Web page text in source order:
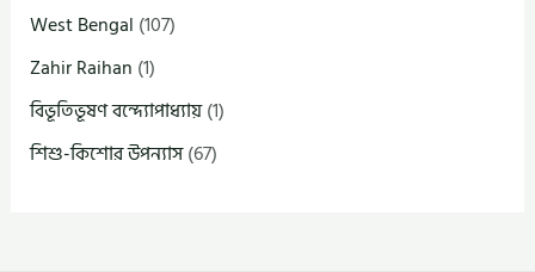
West Bengal (107)
Zahir Raihan (1)
বিভূতিভূষণ বন্দ্যোপাধ্যায়(1)
শিশু-কিশোর উপন্যাস(67)